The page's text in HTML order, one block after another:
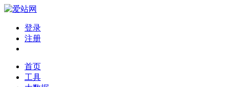
登录
注册
首页
工具